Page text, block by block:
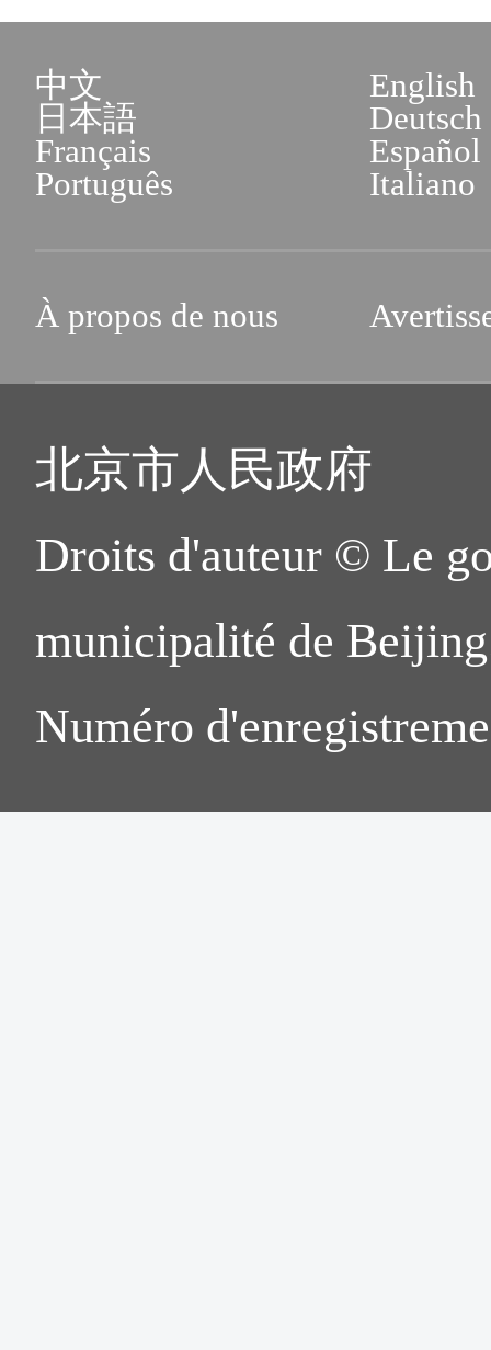
中文
English
日本語
Deutsch
Français
Español
Português
Italiano
À propos de nous
北京市人民政府
Droits d'auteur © Le
municipalité de
Numéro